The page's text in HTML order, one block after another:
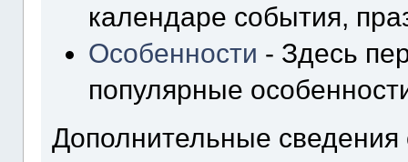
календаре события,
Особенности - Здесь
популярные
Дополнительные